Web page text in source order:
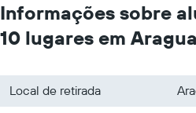
Informações sobre
10 lugares em
Local de retirada